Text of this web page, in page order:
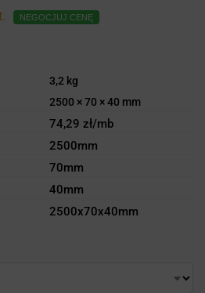
NEGOCJUJ CENĘ
3,2 kg
2500 × 70 × 40 mm
74,29 zł/mb
2500mm
70mm
40mm
2500x70x40mm